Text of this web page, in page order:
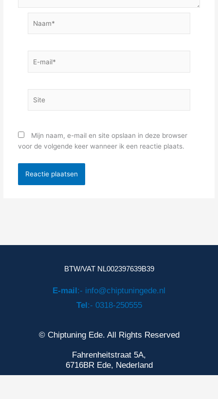
mail*
Mijn naam, e-mail en site opslaan in deze browser
voor de volgende keer wanneer ik een reactie plaats.
BTW/VAT NL002397639B39
E-mail :- info@chiptuningede.nl
Tel :- 0318-250555
© Chiptuning Ede. All Rights Reserved
Fahrenheitstraat 5A,
6716BR Ede, Nederland